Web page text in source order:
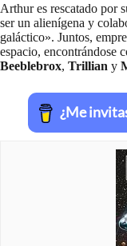
Arthur es rescatado por
ser un alienígena y
galáctico». Juntos,
espacio, encontrándose
Beeblebrox, Trillian y